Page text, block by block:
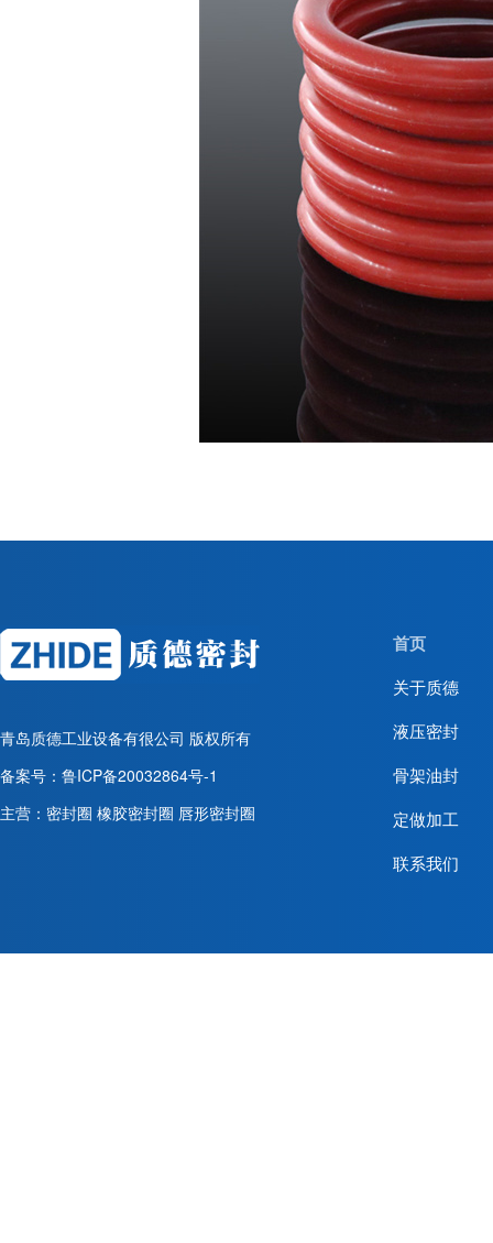
青岛质德工业设备有很公司 版权所有
备案号： 鲁ICP备20032864号-1
主营：密封圈 橡胶密封圈 唇形密封圈
首页
关于质德
液压密封
骨架油封
定做加工
联系我们